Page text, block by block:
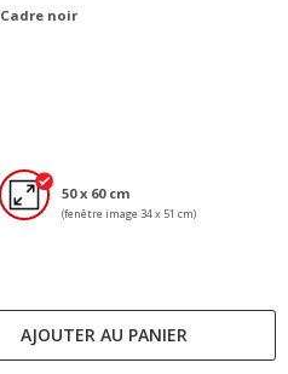
Cadre noir
50 x 60 cm
(fenêtre image 34 x 51 cm)
AJOUTER AU PANIER